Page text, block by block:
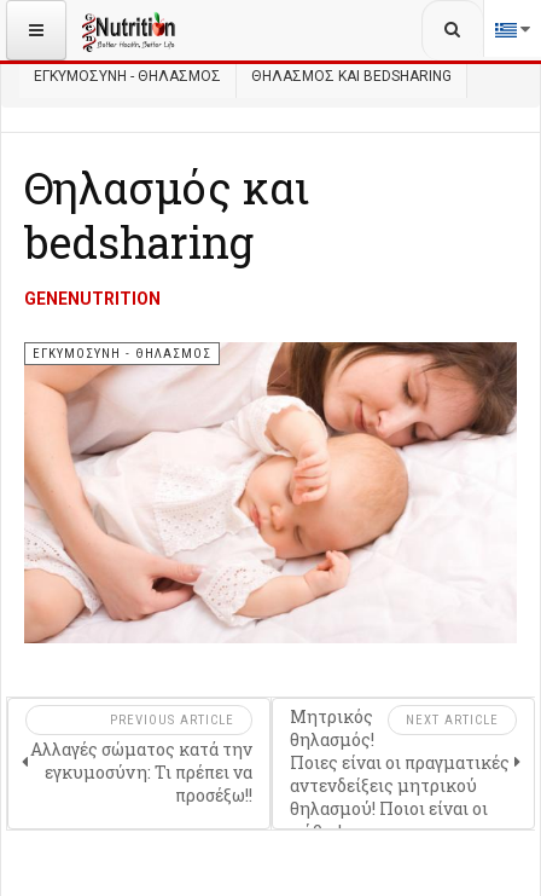
ΒΡΊΣΚΕΣΤΕ ΕΔΏ:
ΕΓΚΥΜΟΣΎΝΗ - ΘΗΛΑΣΜΌΣ ΘΗΛΑΣΜΌΣ ΚΑΙ BEDSHARING
Θηλασμός και
bedsharing
GENENUTRITION
ΕΓΚΥΜΟΣΎΝΗ - ΘΗΛΑΣΜΌΣ
PREVIOUS ARTICLE
Αλλαγές σώματος κατά την
εγκυμοσύνη: Τι πρέπει να
προσέξω!!
NEXT ARTICLE
Μητρικός
θηλασμός!
Ποιες είναι οι πραγματικές
αντενδείξεις μητρικού
θηλασμού! Ποιοι είναι οι
μύθοι!